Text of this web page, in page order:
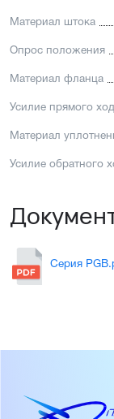
Материал штока
Опрос положения
Материал фланца
Усилие прямого
Материал
Усилие обратного
Серия